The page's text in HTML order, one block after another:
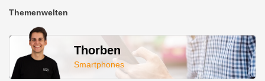
Themenwelten
Thorben
Smartphones